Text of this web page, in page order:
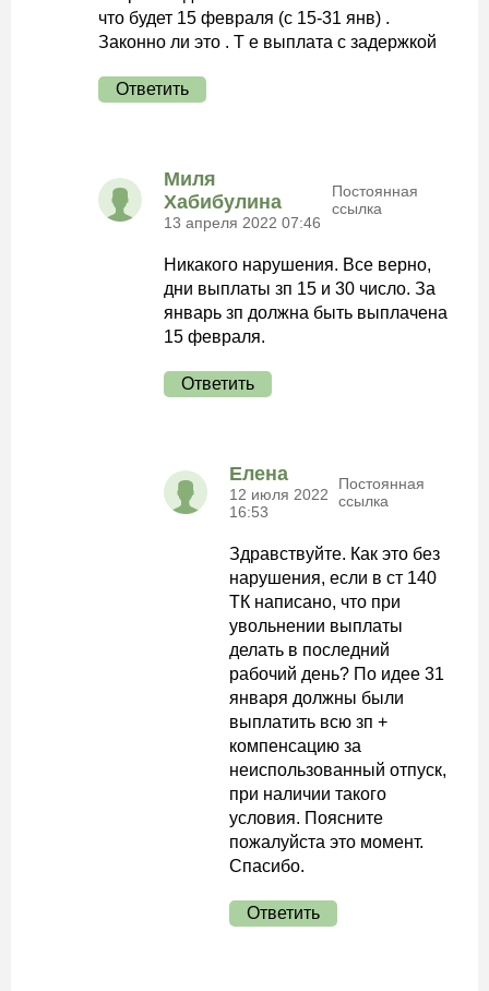
что будет 15 февраля (с 15-31 янв) .
Законно ли это . Т е выплата с задержкой
Ответить
Миля
Хабибулина
13 апреля 2022 07:46
Постоянная
ссылка
Никакого нарушения. Все верно,
дни выплаты зп 15 и 30 число. За
январь зп должна быть выплачена
15 февраля.
Ответить
Елена
12 июля 2022
16:53
Постоянная
ссылка
Здравствуйте. Как это без
нарушения, если в ст 140
ТК написано, что при
увольнении выплаты
делать в последний
рабочий день? По идее 31
января должны были
выплатить всю зп +
компенсацию за
неиспользованный отпуск,
при наличии такого
условия. Поясните
пожалуйста это момент.
Спасибо.
Ответить